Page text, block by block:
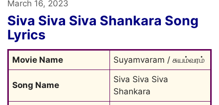
March 16, 2023
Siva Siva Siva Shankara Song
Lyrics
Movie Name Suyamvaram / சுயம்வரம்
Song Name
Siva Siva Siva
Shankara